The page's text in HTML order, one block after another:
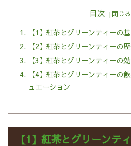
目次
【1】紅茶とグリーンティーの
【2】紅茶とグリーンティーの
【3】紅茶とグリーンティーの
【4】紅茶とグリーンティーの
ュエーション
【1】紅茶とグリーンテ